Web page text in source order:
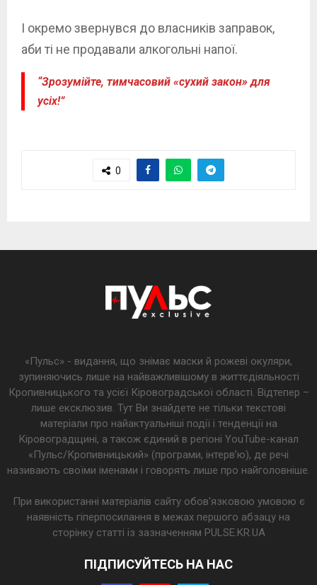
І окремо звернувся до власників заправок,
аби ті не продавали алкогольні напої.
“Зрозумійте, тимчасовий «сухий закон» для
усіх!”
0
«Пульс» - видання, що знімає маски й рожеві окуляри,
зупиняючись лише на найважливішому в життєдіяльності
Кропивницького та усієї Кіровоградської області. Відтепер –
лише ексклюзив. Тут Ви знайдете не тільки текстові
матеріали про найактуальніші події і тенденції на
Кіровоградщині, а також єдиний в регіоні YouTube-канал
«Пульс/Кропивницький» (програми, інтерв’ю), де речі
називають своїми іменами і говорять лише про найголовніше.
При використанні матеріалів сайту обов'язковою умовою є
наявність гіперпосилання в межах першого абзацу на
сторінку статті із зазначенням PULSE.KR.UA
ПІДПИСУЙТЕСЬ НА НАС